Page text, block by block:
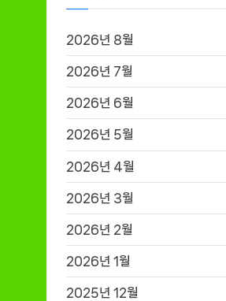
2026년 8월
2026년 7월
2026년 6월
2026년 5월
2026년 4월
2026년 3월
2026년 2월
2026년 1월
2025년 12월